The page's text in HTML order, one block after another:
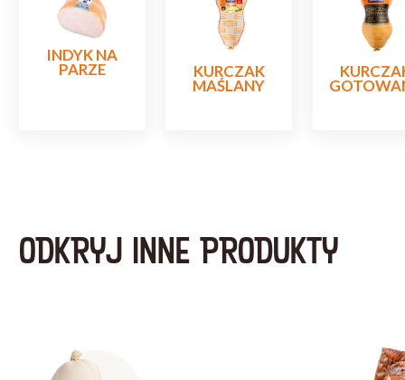
INDYK NA
PARZE KURCZAK
MAŚLANY
ODKRYJ INNE PRODUKTY